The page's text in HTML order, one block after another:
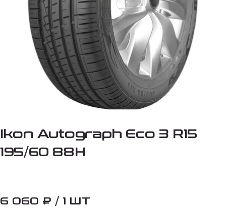
Ikon Autograph Eco 3 R15
195/60 88H
6 060 ₽ / 1 ШТ